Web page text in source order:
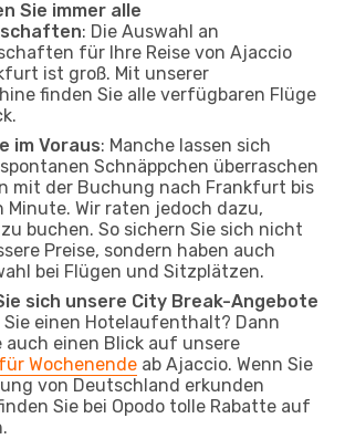
Sie immer alle
: Die Auswahl an
für Ihre Reise von Ajaccio
ist groß. Mit unserer
finden Sie alle verfügbaren Flüge
im Voraus: Manche lassen sich
Schnäppchen überraschen
mit der Buchung nach Frankfurt bis
Wir raten jedoch dazu,
buchen. So sichern Sie sich nicht
Preise, sondern haben auch
bei Flügen und Sitzplätzen.
sich unsere City Break-Angebote
Sie einen Hotelaufenthalt? Dann
auch einen Blick auf unsere
Wochenende ab Ajaccio. Wenn Sie
von Deutschland erkunden
Sie bei Opodo tolle Rabatte auf